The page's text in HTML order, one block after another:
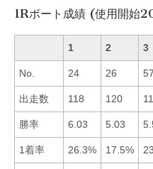
1Rボート成績 (使用開始
1 2 3
No. 24 26 57
出走数 118 120
勝率 6.03 5.03
1着率 26.3% 17.5%